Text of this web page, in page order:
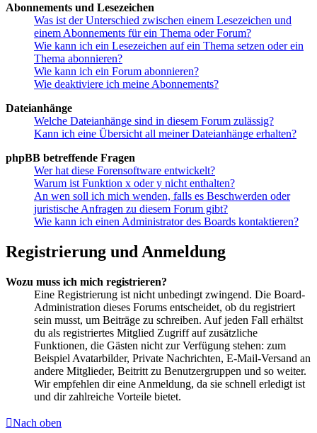
Abonnements und Lesezeichen
Was ist der Unterschied zwischen einem Lesezeichen und
einem Abonnements für ein Thema oder Forum?
Wie kann ich ein Lesezeichen auf ein Thema setzen oder ein
Thema abonnieren?
Wie kann ich ein Forum abonnieren?
Wie deaktiviere ich meine Abonnements?
Dateianhänge
Welche Dateianhänge sind in diesem Forum zulässig?
Kann ich eine Übersicht all meiner Dateianhänge erhalten?
phpBB betreffende Fragen
Wer hat diese Forensoftware entwickelt?
Warum ist Funktion x oder y nicht enthalten?
An wen soll ich mich wenden, falls es Beschwerden oder
juristische Anfragen zu diesem Forum gibt?
Wie kann ich einen Administrator des Boards kontaktieren?
Registrierung und Anmeldung
Wozu muss ich mich registrieren?
Eine Registrierung ist nicht unbedingt zwingend. Die Board-
Administration dieses Forums entscheidet, ob du registriert
sein musst, um Beiträge zu schreiben. Auf jeden Fall erhältst
du als registriertes Mitglied Zugriff auf zusätzliche
Funktionen, die Gästen nicht zur Verfügung stehen: zum
Beispiel Avatarbilder, Private Nachrichten, E-Mail-Versand an
andere Mitglieder, Beitritt zu Benutzergruppen und so weiter.
Wir empfehlen dir eine Anmeldung, da sie schnell erledigt ist
und dir zahlreiche Vorteile bietet.
Nach oben